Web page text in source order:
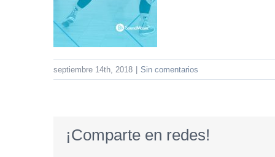
septiembre 14th, 2018 Sin comentarios
¡Comparte en redes!